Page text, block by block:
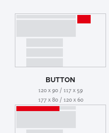
BUTTON
120 x 90 / 117 x 59
177 x 80 / 120 x 60